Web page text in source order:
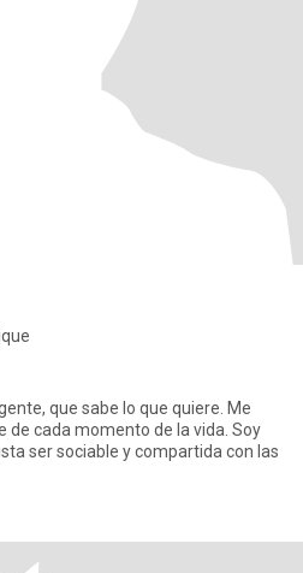
que sabe lo que quiere. Me
cada momento de la vida. Soy
ser sociable y compartida con las